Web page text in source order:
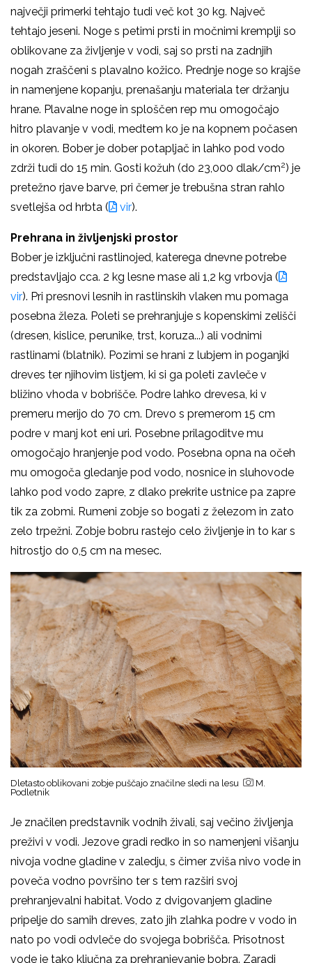
največji primerki tehtajo tudi več kot 30 kg. Največ
tehtajo jeseni. Noge s petimi prsti in močnimi kremplji so
oblikovane za življenje v vodi, saj so prsti na zadnjih
nogah zraščeni s plavalno kožico. Prednje noge so krajše
in namenjene kopanju, prenašanju materiala ter držanju
hrane. Plavalne noge in sploščen rep mu omogočajo
hitro plavanje v vodi, medtem ko je na kopnem počasen
in okoren. Bober je dober potapljač in lahko pod vodo
zdrži tudi do 15 min. Gosti kožuh (do 23,000 dlak/cm2) je
pretežno rjave barve, pri čemer je trebušna stran rahlo
svetlejša od hrbta (
vir).
Prehrana in življenjski prostor
Bober je izključni rastlinojed, katerega dnevne potrebe
predstavljajo cca. 2 kg lesne mase ali 1,2 kg vrbovja (
vir). Pri presnovi lesnih in rastlinskih vlaken mu pomaga
posebna žleza. Poleti se prehranjuje s kopenskimi zelišči
(dresen, kislice, perunike, trst, koruza...) ali vodnimi
rastlinami (blatnik). Pozimi se hrani z lubjem in poganjki
dreves ter njihovim listjem, ki si ga poleti zavleče v
bližino vhoda v bobrišče. Podre lahko drevesa, ki v
premeru merijo do 70 cm. Drevo s premerom 15 cm
podre v manj kot eni uri. Posebne prilagoditve mu
omogočajo hranjenje pod vodo. Posebna opna na očeh
mu omogoča gledanje pod vodo, nosnice in sluhovode
lahko pod vodo zapre, z dlako prekrite ustnice pa zapre
tik za zobmi. Rumeni zobje so bogati z železom in zato
zelo trpežni. Zobje bobru rastejo celo življenje in to kar s
hitrostjo do 0,5 cm na mesec.
Dletasto oblikovani zobje puščajo značilne sledi na lesu
M.
Podletnik
Je značilen predstavnik vodnih živali, saj večino življenja
preživi v vodi. Jezove gradi redko in so namenjeni višanju
nivoja vodne gladine v zaledju, s čimer zviša nivo vode in
poveča vodno površino ter s tem razširi svoj
prehranjevalni habitat. Vodo z dvigovanjem gladine
pripelje do samih dreves, zato jih zlahka podre v vodo in
nato po vodi odvleče do svojega bobrišča. Prisotnost
vode je tako ključna za prehranjevanje bobra. Zaradi